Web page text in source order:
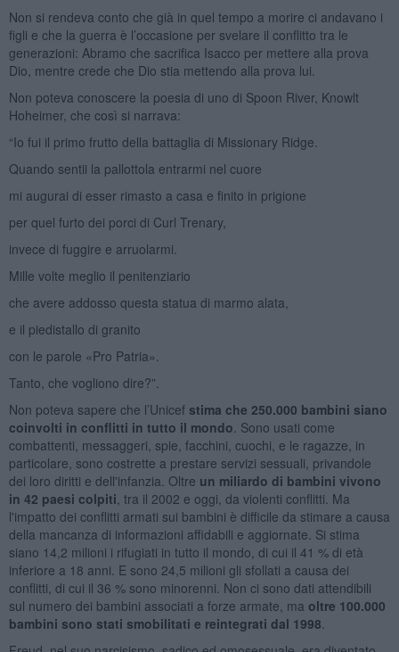
Non si rendeva conto che già in quel tempo a morire ci andavano i
figli e che la guerra è l’occasione per svelare il conflitto tra le
generazioni: Abramo che sacrifica Isacco per mettere alla prova
Dio, mentre crede che Dio stia mettendo alla prova lui.
Non poteva conoscere la poesia di uno di Spoon River, Knowlt
Hoheimer, che così si narrava:
“Io fui il primo frutto della battaglia di Missionary Ridge.
Quando sentii la pallottola entrarmi nel cuore
mi augurai di esser rimasto a casa e finito in prigione
per quel furto dei porci di Curl Trenary,
invece di fuggire e arruolarmi.
Mille volte meglio il penitenziario
che avere addosso questa statua di marmo alata,
e il piedistallo di granito
con le parole «Pro Patria».
Tanto, che vogliono dire?”.
Non poteva sapere che l’Unicefstima che 250.000 bambini siano
coinvolti in conflitti in tutto il mondo . Sono usati come
combattenti, messaggeri, spie, facchini, cuochi, e le ragazze, in
particolare, sono costrette a prestare servizi sessuali, privandole
dei loro diritti e dell'infanzia. Oltre un miliardo di bambini vivono
in 42 paesi colpiti , tra il 2002 e oggi, da violenti conflitti. Ma
l'impatto dei conflitti armati sui bambini è difficile da stimare a causa
della mancanza di informazioni affidabili e aggiornate. Si stima
siano 14,2 milioni i rifugiati in tutto il mondo, di cui il 41 % di età
inferiore a 18 anni. E sono 24,5 milioni gli sfollati a causa dei
conflitti, di cui il 36 % sono minorenni. Non ci sono dati attendibili
sul numero dei bambini associati a forze armate, ma oltre 100.000
bambini sono stati smobilitati e reintegrati dal 1998